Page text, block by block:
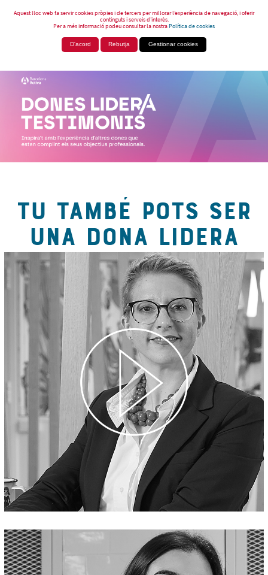
Aquest lloc web fa servir cookies pròpies i de tercers per millorar l’experiència de navegació, i oferir
continguts i serveis d’interès.
Per a més informació podeu consultar la nostraPolítica de cookies
D'acord Rebutja Gestionar cookies
TU TAMBÉ POTS SER
UNA DONA LIDERA